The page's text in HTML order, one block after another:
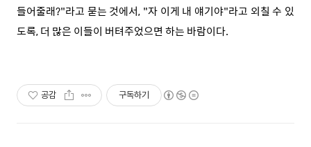
들어줄래?"라고 묻는 것에서, "자 이게 내 얘기야"라고 외칠 수 있
도록, 더 많은 이들이 버텨주었으면 하는 바람이다.
공감 구독하기